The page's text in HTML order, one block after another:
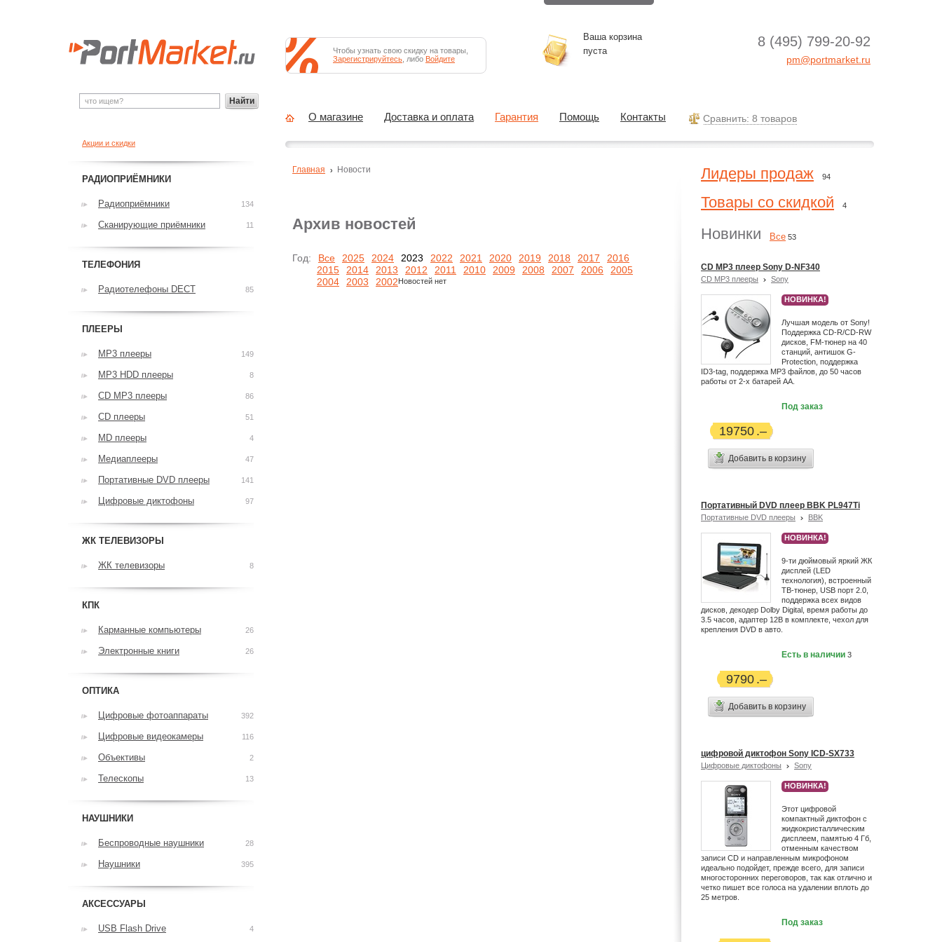
Архив новостей
Год: Все 2025 2024 2023 2022 2021 2020 2019 2018 2017
2016
2015
2014 2013 2012 2011 2010 2009 2008 2007 2006
2005
2004
2003 2002Новостей нет
Главная Новости Лидеры продаж 94
Товары со скидкой 4
Новинки Все 53
CD MP3 плеер Sony D-NF340
CD MP3 плееры Sony
НОВИНКА!
Лучшая модель от Sony!
Поддержка CD-R/CD-RW
дисков, FM-тюнер на 40
станций, антишок G-
Protection, поддержка
ID3-tag, поддержка MP3 файлов, до 50 часов
работы от 2-х батарей АА.
Под заказ
19750
Добавить в корзину
Портативный DVD плеер BBK PL947Ti
Портативные DVD плееры BBK
НОВИНКА!
9-ти дюймовый яркий ЖК
дисплей (LED
технология), встроенный
ТВ-тюнер, USB порт 2.0,
поддержка всех видов
дисков, декодер Dolby Digital, время работы до
3.5 часов, адаптер 12В в комплекте, чехол для
крепления DVD в авто.
Есть в наличии 3
9790
Добавить в корзину
цифровой диктофон Sony ICD-SX733
Цифровые диктофоны Sony
НОВИНКА!
Этот цифровой
компактный диктофон с
жидкокристаллическим
дисплеем, памятью 4 Гб,
отменным качеством
записи CD и направленным микрофоном
идеально подойдет, прежде всего, для записи
многосторонних переговоров, так как отлично и
четко пишет все голоса на удалении вплоть до
25 метров.
Под заказ
Акции и скидки
РАДИОПРИЁМНИКИ
Радиоприёмники 134
Сканирующие приёмники 11
ТЕЛЕФОНИЯ
Радиотелефоны DECT 85
ПЛЕЕРЫ
MP3 плееры 149
MP3 HDD плееры 8
CD MP3 плееры 86
CD плееры 51
MD плееры 4
Медиаплееры 47
Портативные DVD плееры 141
Цифровые диктофоны 97
ЖК ТЕЛЕВИЗОРЫ
ЖК телевизоры 8
КПК
Карманные компьютеры 26
Электронные книги 26
ОПТИКА
Цифровые фотоаппараты 392
Цифровые видеокамеры 116
Объективы 2
Телескопы 13
НАУШНИКИ
Беспроводные наушники 28
Наушники 395
АКСЕССУАРЫ
USB Flash Drive 4
Найти
Чтобы узнать свою скидку на товары,
Зарегистрируйтесь , либо Войдите
Ваша корзина
пуста
8 (495) 799-20-92
pm@portmarket.ru
О магазине Доставка и оплата Гарантия Помощь Контакты Cравнить: 8 товаров